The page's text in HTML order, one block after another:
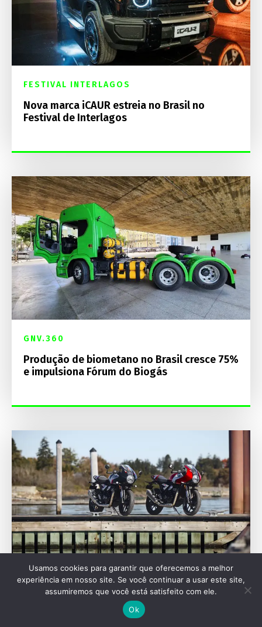
FESTIVAL INTERLAGOS
Nova marca iCAUR estreia no Brasil no
Festival de Interlagos
GNV.360
Produção de biometano no Brasil cresce 75%
e impulsiona Fórum do Biogás
MOTOCICLETAS
Triumph encerra ano fiscal de 2026 com
Usamos cookies para garantir que oferecemos a melhor
experiência em nosso site. Se você continuar a usar este site,
assumiremos que você está satisfeito com ele.
Ok